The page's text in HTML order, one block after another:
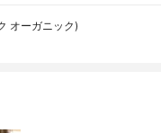
オーガニック)